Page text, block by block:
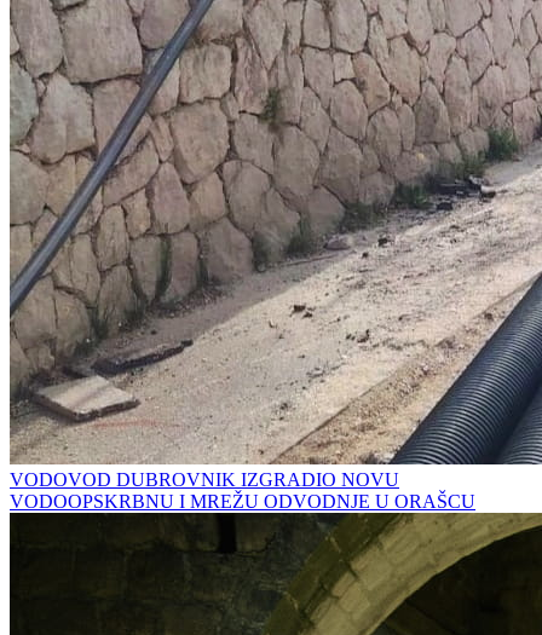
VODOVOD DUBROVNIK IZGRADIO NOVU
VODOOPSKRBNU I MREŽU ODVODNJE U ORAŠCU